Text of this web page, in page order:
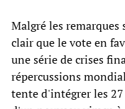
Malgré les
clair que le vote en
une série de crises
répercussions
tente d'intégrer les